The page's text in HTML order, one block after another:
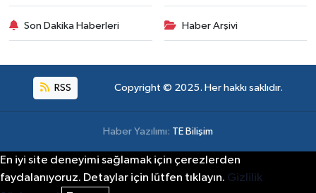
Son Dakika Haberleri Haber Arşivi
RSS Copyright © 2025. Her hakkı saklıdır.
Haber Yazılımı: TE Bilişim
En iyi site deneyimi sağlamak için çerezlerden
faydalanıyoruz. Detaylar için lütfen tıklayın. Gizlilik